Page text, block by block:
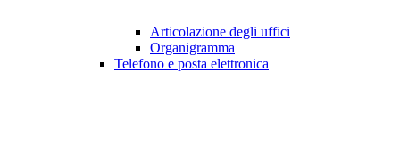
Articolazione degli uffici
Organigramma
Telefono e posta elettronica